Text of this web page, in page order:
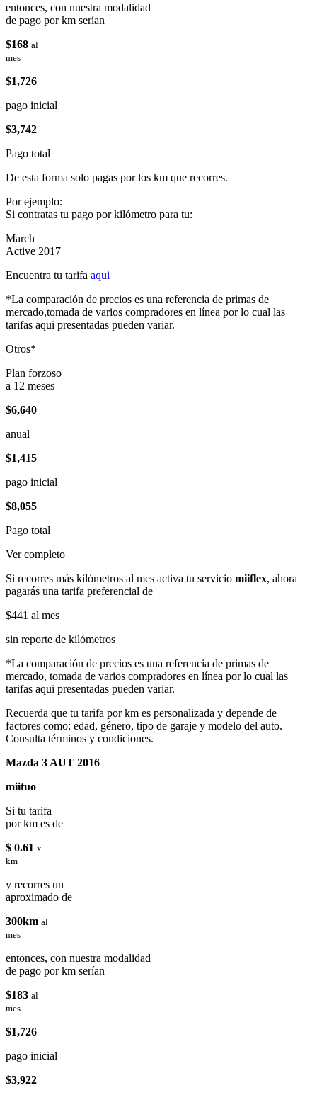
entonces, con nuestra modalidad
de pago por km serían
$168 al
mes
$1,726
pago inicial
$3,742
Pago total
De esta forma solo pagas por los km que recorres.
Por ejemplo:
Si contratas tu pago por kilómetro para tu:
March
Active 2017
Encuentra tu tarifa aqui
*La comparación de precios es una referencia de primas de
mercado,tomada de varios compradores en línea por lo cual las
tarifas aqui presentadas pueden variar.
Otros*
Plan forzoso
a 12 meses
$6,640
anual
$1,415
pago inicial
$8,055
Pago total
Ver completo
Si recorres más kilómetros al mes activa tu servicio miiflex, ahora
pagarás una tarifa preferencial de
$441 al mes
sin reporte de kilómetros
*La comparación de precios es una referencia de primas de
mercado, tomada de varios compradores en línea por lo cual las
tarifas aqui presentadas pueden variar.
Recuerda que tu tarifa por km es personalizada y depende de
factores como: edad, género, tipo de garaje y modelo del auto.
Consulta términos y condiciones.
Mazda 3 AUT 2016
miituo
Si tu tarifa
por km es de
$ 0.61 x
km
y recorres un
aproximado de
300km al
mes
entonces, con nuestra modalidad
de pago por km serían
$183 al
mes
$1,726
pago inicial
$3,922